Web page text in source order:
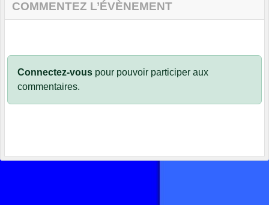
COMMENTEZ L’ÉVÈNEMENT
Connectez-vous pour pouvoir participer aux
commentaires.